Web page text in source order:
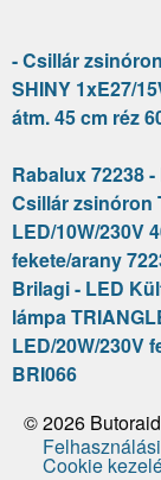
- Csillár
SHINY 1xE27/
átm. 45 cm réz
Rabalux 72238 -
Csillár zsinóron
LED/10W/230V
fekete/arany
Brilagi - LED
lámpa
LED/20W/230V
BRI066
© 2026
Cookie